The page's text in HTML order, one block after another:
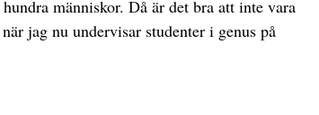
människor. Då är det bra att inte vara
jag nu undervisar studenter i genus på